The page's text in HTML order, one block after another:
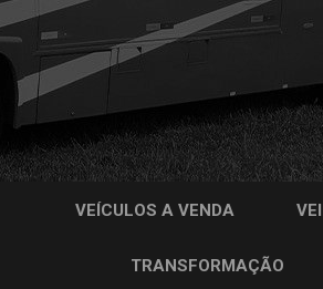
VEÍCULOS A VENDA
TRANSFORMAÇÃO